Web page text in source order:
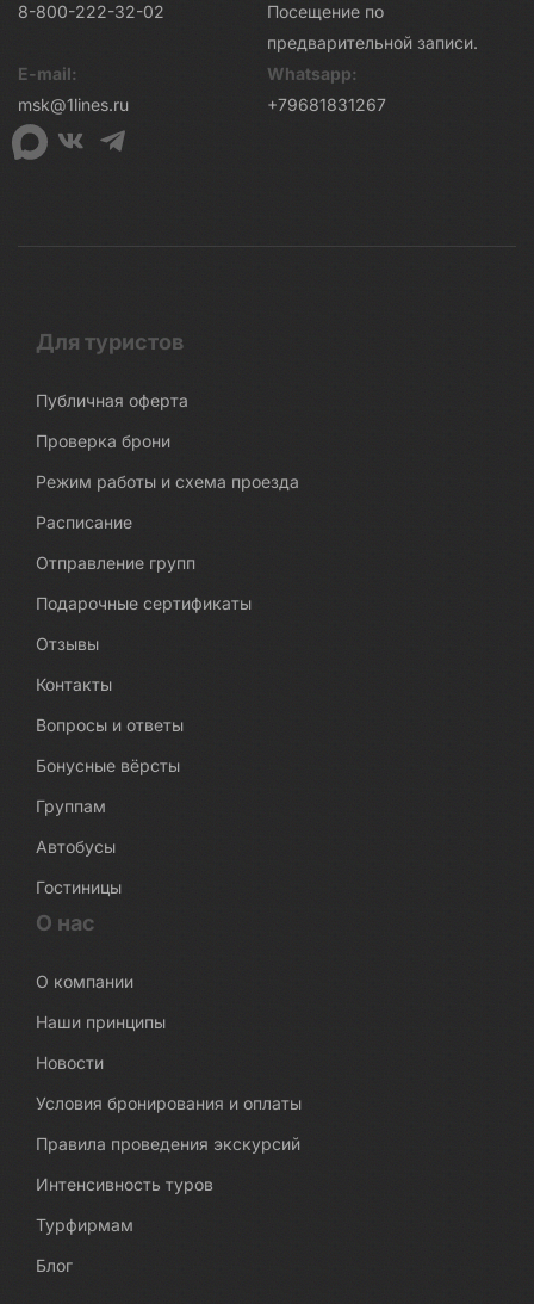
8-800-222-32-02
Посещение по
предварительной записи.
E-mail:
msk@1lines.ru
Whatsapp:
+79681831267
Для туристов
Публичная оферта
Проверка брони
Режим работы и схема проезда
Расписание
Отправление групп
Подарочные сертификаты
Отзывы
Контакты
Вопросы и ответы
Бонусные вёрсты
Группам
Автобусы
Гостиницы
О нас
О компании
Наши принципы
Новости
Условия бронирования и оплаты
Правила проведения экскурсий
Интенсивность туров
Турфирмам
Блог